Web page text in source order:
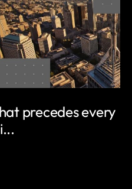
precedes every